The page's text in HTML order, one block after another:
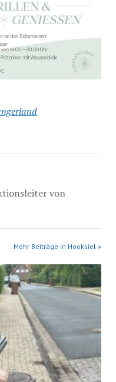
von
Mehr Beiträge in Hooksiel »